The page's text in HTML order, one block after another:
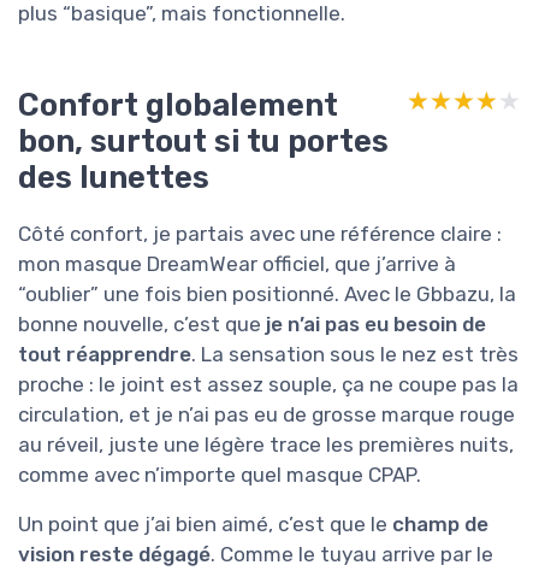
plus “basique”, mais fonctionnelle.
Confort globalement
bon, surtout si tu portes
des lunettes
★★★★★
★★★★★
Côté confort, je partais avec une référence claire :
mon masque DreamWear officiel, que j’arrive à
“oublier” une fois bien positionné. Avec le Gbbazu, la
bonne nouvelle, c’est que je n’ai pas eu besoin de
tout réapprendre. La sensation sous le nez est très
proche : le joint est assez souple, ça ne coupe pas la
circulation, et je n’ai pas eu de grosse marque rouge
au réveil, juste une légère trace les premières nuits,
comme avec n’importe quel masque CPAP.
Un point que j’ai bien aimé, c’est que le champ de
vision reste dégagé. Comme le tuyau arrive par le